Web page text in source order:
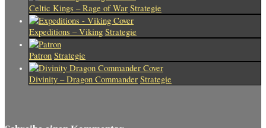
Celtic Kings – Rage of War Strategie
Expeditions – Viking Strategie
Patron Strategie
Divinity – Dragon Commander Strategie